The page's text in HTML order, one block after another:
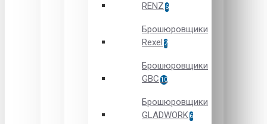
RENZ 6
Брошюровщики
Rexel 2
Брошюровщики
GBC 10
Брошюровщики
GLADWORK 6